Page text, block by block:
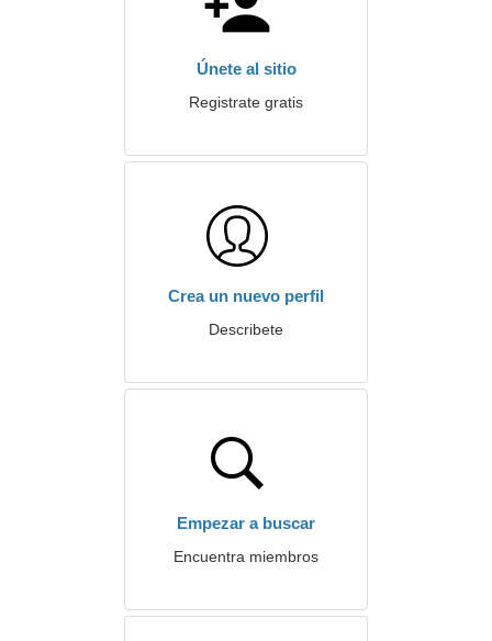
Únete al sitio
Registrate gratis
Crea un nuevo perfil
Describete
Empezar a buscar
Encuentra miembros